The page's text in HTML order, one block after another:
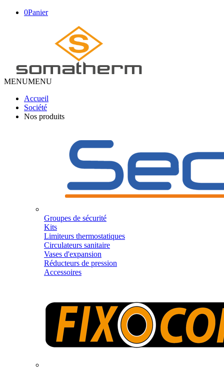
0Panier
MENUMENU
Accueil
Société
Nos produits
Groupes de sécurité
Kits
Limiteurs thermostatiques
Circulateurs sanitaire
Vases d'expansion
Réducteurs de pression
Accessoires